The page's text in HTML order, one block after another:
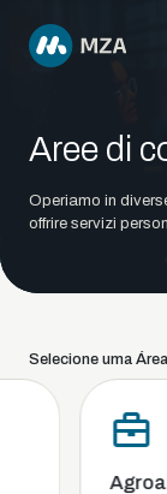
Aree di
Operiamo in
offrire servizi
Selecione uma